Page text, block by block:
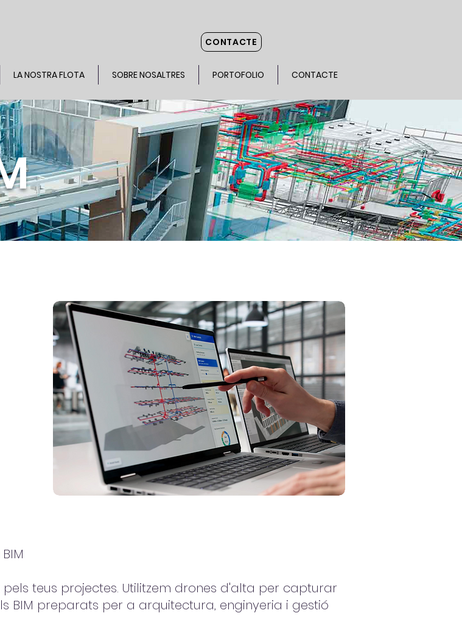
CONTACTE
LA NOSTRA FLOTA SOBRE NOSALTRES PORTOFOLIO CONTACTE
teus projectes. Utilitzem drones d'alta per capturar
BIM preparats per a arquitectura, enginyeria i gestió